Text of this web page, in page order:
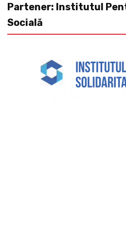
Partener: Institutul
Socială